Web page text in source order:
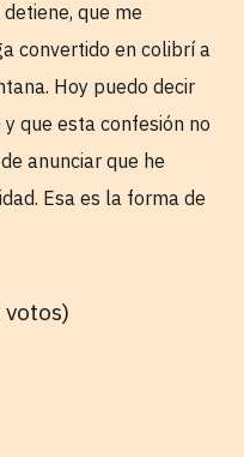
que me
convertido en colibrí a
Hoy puedo decir
que esta confesión no
anunciar que he
Esa es la forma de